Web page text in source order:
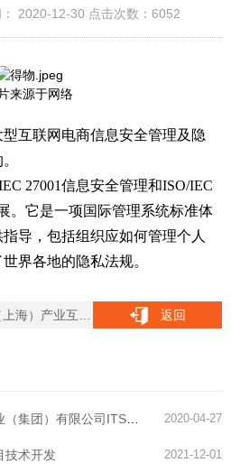
2020-12-30 点击次数： 6052
来源于网络
型互联网电商信息安全管理及隐
27001信息安全管理和ISO/IEC
。它是一项国际管理系统标准体
导，包括组织应如何管理个人
界各地的隐私法规。
返回
有限公司ITSS体系咨询项目 2020-04-27
技术开发 2021-12-01